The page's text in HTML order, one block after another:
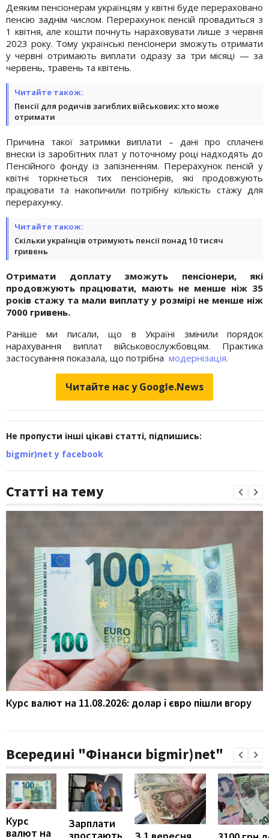
Деяким пенсіонерам українцям у квітні буде перераховано
пенсію заднім числом. Перерахунок пенсій провадиться з
1 квітня, але кошти почнуть нараховувати лише з червня
2023 року. Тому українські пенсіонери зможуть отримати
у червні отримають виплати одразу за три місяці — за
червень, травень та квітень.
Читайте також:
Пенсії для родичів загиблих військових: хто може
отримати
Причина такої затримки виплати – дані про сплачені
внески із заробітних плат у поточному році надходять до
Пенсійного фонду із запізненням. Перерахунок пенсій у
квітні торкнеться тих пенсіонерів, які продовжують
працювати та накопичили потрібну кількість стажу для
перерахунку.
Читайте також:
Скільки українців отримують пенсії понад 10 тисяч
гривень
Отримати доплату зможуть пенсіонери, які
продовжують працювати, мають не менше ніж 35
років стажу та мали виплату у розмірі не менше ніж
7000 гривень.
Раніше ми писали, що в Україні змінили порядок
нарахування виплат військовослужбовцям. Практика
застосування показала, що потрібна модернізація.
Читайте нас у Google.News
Не пропусти інші цікаві статті, підпишись:
bigmir)net у facebook
Статті на тему
Курс валют на 11.08.2026: долар і євро пішли вгору
Всередині "Фінанси bigmir)net"
Курс
валют на
Зарплати